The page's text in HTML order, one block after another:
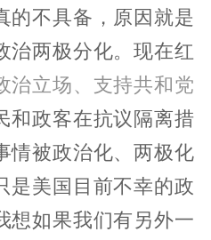
的不具备，原因就是
治两极分化。现在红
治立场、支持共和党
和政客在抗议隔离措
情被政治化、两极化
是美国目前不幸的政
想如果我们有另外一